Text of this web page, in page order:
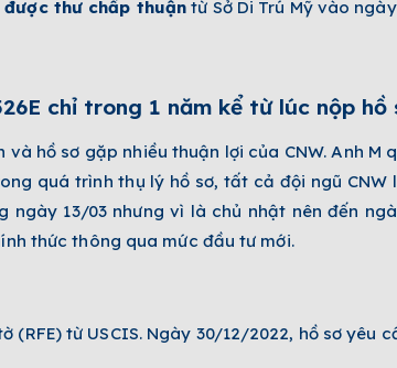
được thư chấp thuận từ Sở Di Trú Mỹ vào
chỉ trong 1 năm kể từ lúc nộp hồ
hồ sơ gặp nhiều thuận lợi của CNW. Anh
quá trình thụ lý hồ sơ, tất cả đội ngũ
13/03 nhưng vì là chủ nhật nên đến
thức thông qua mức đầu tư mới.
từ USCIS. Ngày 30/12/2022, hồ sơ yêu